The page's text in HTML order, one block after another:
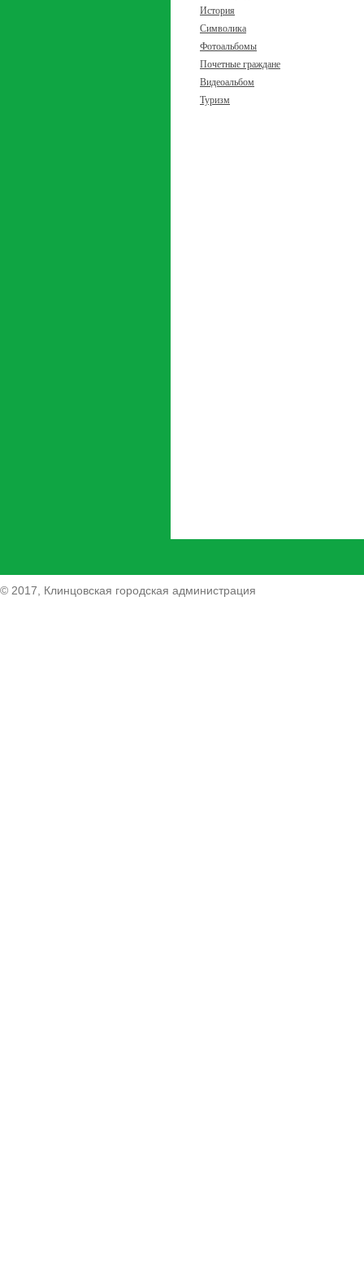
История
Символика
Фотоальбомы
Почетные граждане
Видеоальбом
Туризм
© 2017, Клинцовская городская администрация